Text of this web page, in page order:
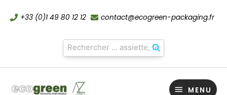
+33 (0)1 49 80 12 12 contact@ecogreen-packaging.fr
MENU
MENU